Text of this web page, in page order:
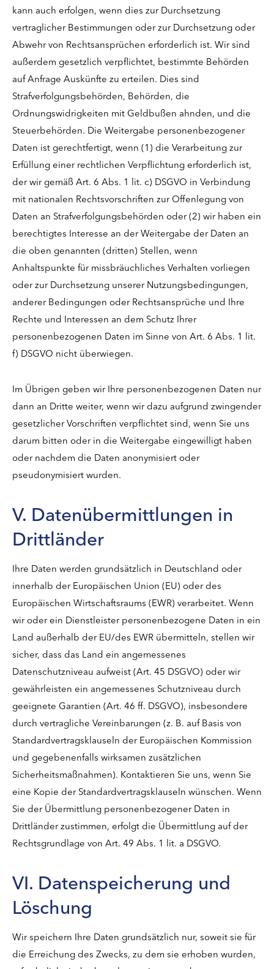
kann auch erfolgen, wenn dies zur Durchsetzung
vertraglicher Bestimmungen oder zur Durchsetzung oder
Abwehr von Rechtsansprüchen erforderlich ist. Wir sind
außerdem gesetzlich verpflichtet, bestimmte Behörden
auf Anfrage Auskünfte zu erteilen. Dies sind
Strafverfolgungsbehörden, Behörden, die
Ordnungswidrigkeiten mit Geldbußen ahnden, und die
Steuerbehörden. Die Weitergabe personenbezogener
Daten ist gerechtfertigt, wenn (1) die Verarbeitung zur
Erfüllung einer rechtlichen Verpflichtung erforderlich ist,
der wir gemäß Art. 6 Abs. 1 lit. c) DSGVO in Verbindung
mit nationalen Rechtsvorschriften zur Offenlegung von
Daten an Strafverfolgungsbehörden oder (2) wir haben ein
berechtigtes Interesse an der Weitergabe der Daten an
die oben genannten (dritten) Stellen, wenn
Anhaltspunkte für missbräuchliches Verhalten vorliegen
oder zur Durchsetzung unserer Nutzungsbedingungen,
anderer Bedingungen oder Rechtsansprüche und Ihre
Rechte und Interessen an dem Schutz Ihrer
personenbezogenen Daten im Sinne von Art. 6 Abs. 1 lit.
f) DSGVO nicht überwiegen.
Im Übrigen geben wir Ihre personenbezogenen Daten nur
dann an Dritte weiter, wenn wir dazu aufgrund zwingender
gesetzlicher Vorschriften verpflichtet sind, wenn Sie uns
darum bitten oder in die Weitergabe eingewilligt haben
oder nachdem die Daten anonymisiert oder
pseudonymisiert wurden.
V. Datenübermittlungen in
Drittländer
Ihre Daten werden grundsätzlich in Deutschland oder
innerhalb der Europäischen Union (EU) oder des
Europäischen Wirtschaftsraums (EWR) verarbeitet. Wenn
wir oder ein Dienstleister personenbezogene Daten in ein
Land außerhalb der EU/des EWR übermitteln, stellen wir
sicher, dass das Land ein angemessenes
Datenschutzniveau aufweist (Art. 45 DSGVO) oder wir
gewährleisten ein angemessenes Schutzniveau durch
geeignete Garantien (Art. 46 ff. DSGVO), insbesondere
durch vertragliche Vereinbarungen (z. B. auf Basis von
Standardvertragsklauseln der Europäischen Kommission
und gegebenenfalls wirksamen zusätzlichen
Sicherheitsmaßnahmen). Kontaktieren Sie uns, wenn Sie
eine Kopie der Standardvertragsklauseln wünschen. Wenn
Sie der Übermittlung personenbezogener Daten in
Drittländer zustimmen, erfolgt die Übermittlung auf der
Rechtsgrundlage von Art. 49 Abs. 1 lit. a DSGVO.
VI. Datenspeicherung und
Löschung
Wir speichern Ihre Daten grundsätzlich nur, soweit sie für
die Erreichung des Zwecks, zu dem sie erhoben wurden,